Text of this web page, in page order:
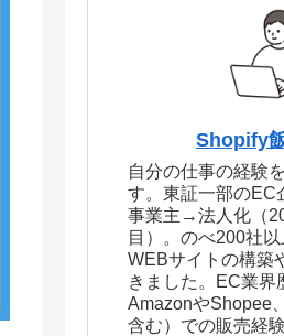
Shopify
自分の仕事の経験
す。東証一部のEC
事業主→法人化（
目）。のべ200社
WEBサイトの構築
きました。EC業界
AmazonやShopee
含む）での販売経